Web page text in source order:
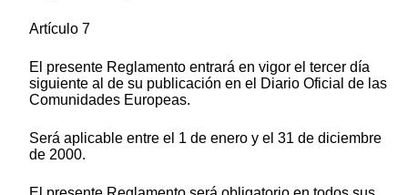
Artículo 7
El presente Reglamento entrará en vigor el tercer día
siguiente al de su publicación en el Diario Oficial de las
Comunidades Europeas.
Será aplicable entre el 1 de enero y el 31 de diciembre
de 2000.